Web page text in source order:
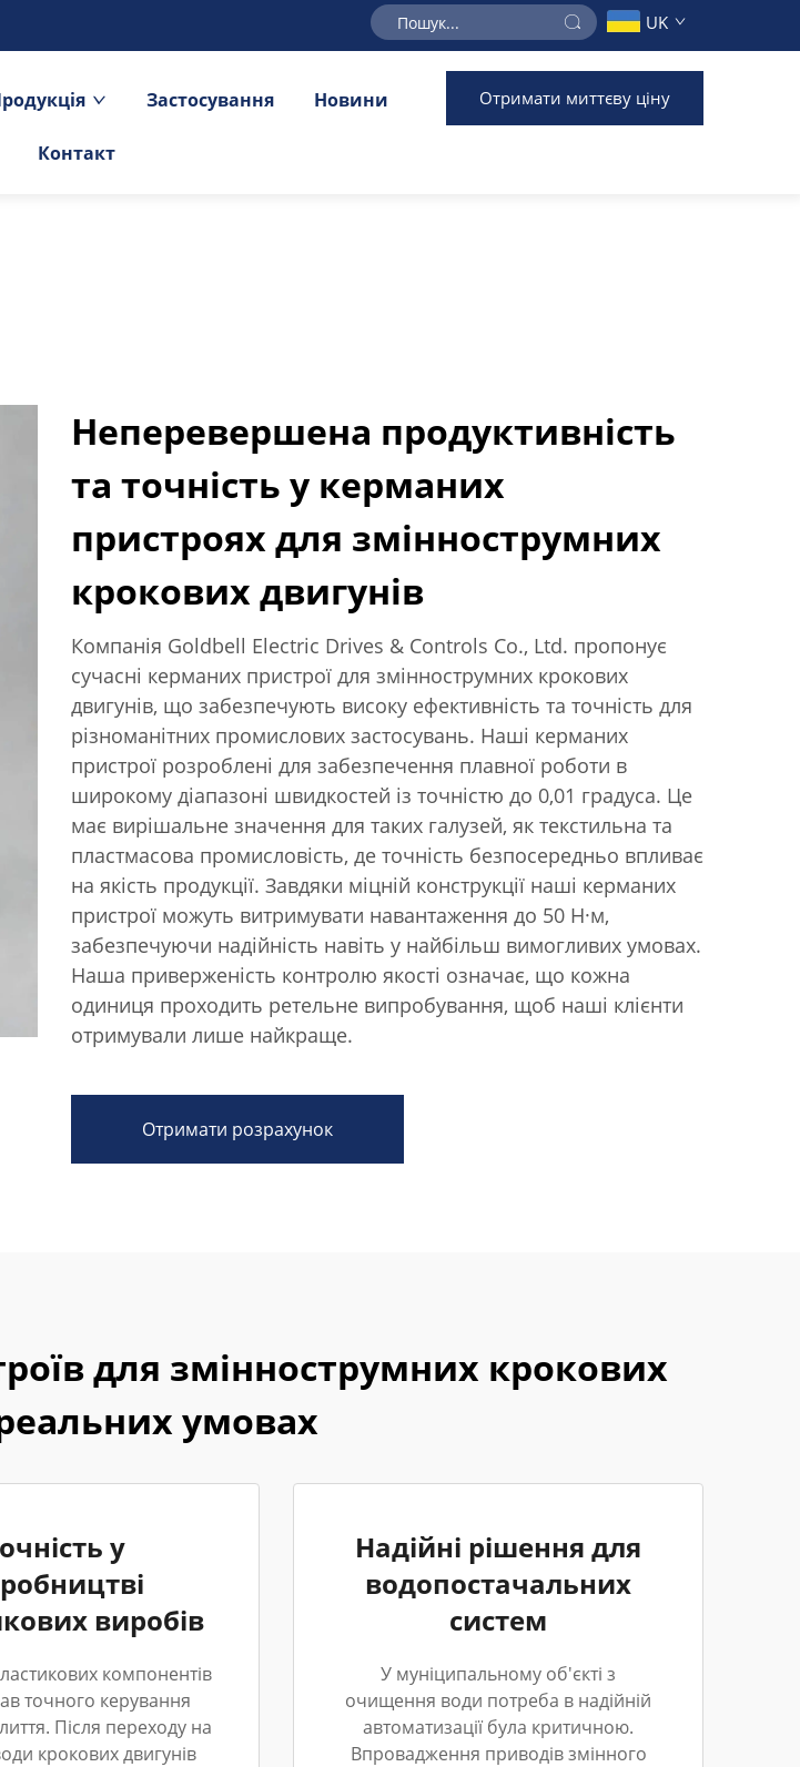
UK
Застосування Новини
Контакт
Отримати миттєву ціну
Неперевершена продуктивність
та точність у керманих
пристроях для зміннострумних
крокових двигунів
Компанія Goldbell Electric Drives & Controls Co., Ltd. пропонує
сучасні керманих пристрої для зміннострумних крокових
двигунів, що забезпечують високу ефективність та точність для
різноманітних промислових застосувань. Наші керманих
пристрої розроблені для забезпечення плавної роботи в
широкому діапазоні швидкостей із точністю до 0,01 градуса. Це
має вирішальне значення для таких галузей, як текстильна та
пластмасова промисловість, де точність безпосередньо впливає
на якість продукції. Завдяки міцній конструкції наші керманих
пристрої можуть витримувати навантаження до 50 Н·м,
забезпечуючи надійність навіть у найбільш вимогливих умовах.
Наша приверженість контролю якості означає, що кожна
одиниця проходить ретельне випробування, щоб наші клієнти
отримували лише найкраще.
Отримати розрахунок
для зміннострумних крокових
умовах
у
виробів
компонентів
точного керування
Після переходу на
крокових двигунів
Надійні рішення для
водопостачальних
систем
У муніципальному об'єкті з
очищення води потреба в надійній
автоматизації була критичною.
Впровадження приводів змінного